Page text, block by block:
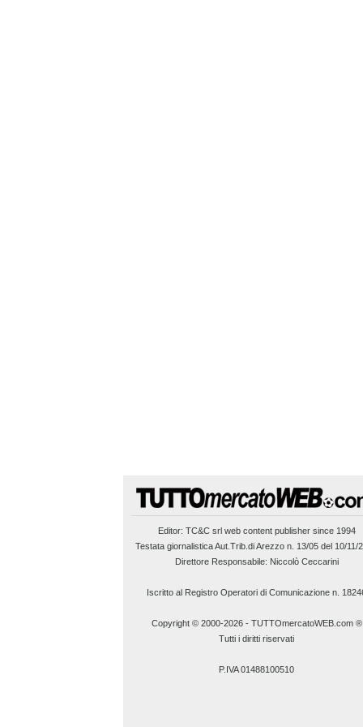
Editor: TC&C srlweb content publisher since 1994
Testata giornalistica Aut.Trib.di Arezzo n. 13/05 del 10/11/
Direttore Responsabile: Niccolò Ceccarini
Iscritto al Registro Operatori di Comunicazione n.
Copyright © 2000-2026- TUTTOmercatoWEB.com ®
Tutti i diritti riservati
P.IVA 01488100510